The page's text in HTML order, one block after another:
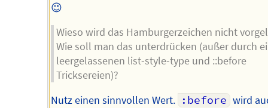
😉
Wieso wird das Hamburgerzeichen nicht
Wie soll man das unterdrücken (außer durch
leergelassenen list-style-type und ::before
Tricksereien)?
Nutz einen sinnvollen Wert. :before wird